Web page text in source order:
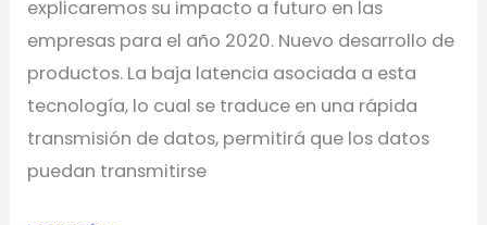
explicaremos su impacto a futuro en las
empresas para el año 2020. Nuevo desarrollo de
productos. La baja latencia asociada a esta
tecnología, lo cual se traduce en una rápida
transmisión de datos, permitirá que los datos
puedan transmitirse
5G?